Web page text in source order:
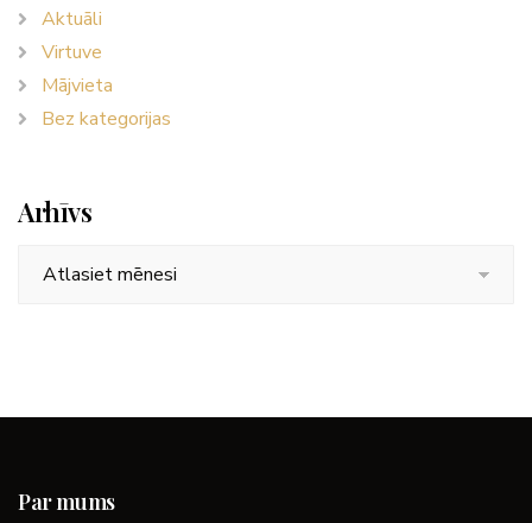
Aktuāli
Virtuve
Mājvieta
Bez kategorijas
Arhīvs
Par mums